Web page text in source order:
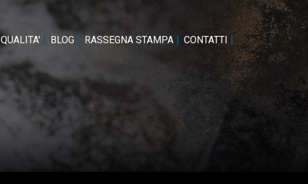
QUALITA' BLOG RASSEGNA STAMPA CONTATTI